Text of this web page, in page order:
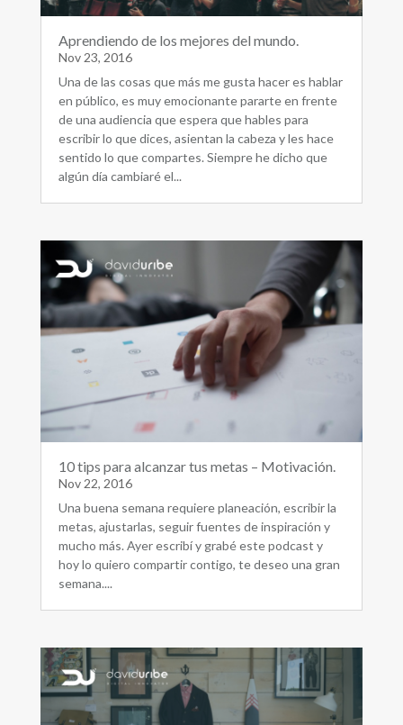
Aprendiendo de los mejores del mundo.
Nov 23, 2016
Una de las cosas que más me gusta hacer es hablar
en público, es muy emocionante pararte en frente
de una audiencia que espera que hables para
escribir lo que dices, asientan la cabeza y les hace
sentido lo que compartes. Siempre he dicho que
algún día cambiaré el...
10 tips para alcanzar tus metas – Motivación.
Nov 22, 2016
Una buena semana requiere planeación, escribir la
metas, ajustarlas, seguir fuentes de inspiración y
mucho más. Ayer escribí y grabé este podcast y
hoy lo quiero compartir contigo, te deseo una gran
semana....